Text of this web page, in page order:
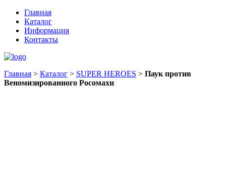
Главная
Каталог
Информация
Контакты
Главная > Каталог > SUPER HEROES > Паук против
Веномизированного Росомахи